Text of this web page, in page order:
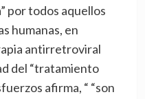
por todos aquellos
humanas, en
antirretroviral
del “tratamiento
afirma, “ “son